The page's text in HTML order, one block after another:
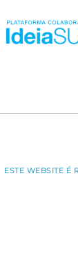
ESTE WEBSITE É